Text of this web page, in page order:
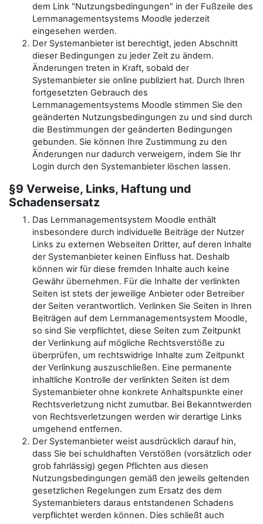
dem Link "Nutzungsbedingungen" in der Fußzeile des
Lernmanagementsystems Moodle jederzeit
eingesehen werden.
Der Systemanbieter ist berechtigt, jeden Abschnitt
dieser Bedingungen zu jeder Zeit zu ändern.
Änderungen treten in Kraft, sobald der
Systemanbieter sie online publiziert hat. Durch Ihren
fortgesetzten Gebrauch des
Lernmanagementsystems Moodle stimmen Sie den
geänderten Nutzungsbedingungen zu und sind durch
die Bestimmungen der geänderten Bedingungen
gebunden. Sie können Ihre Zustimmung zu den
Änderungen nur dadurch verweigern, indem Sie Ihr
Login durch den Systemanbieter löschen lassen.
§9 Verweise, Links, Haftung und
Schadensersatz
Das Lernmanagementsystem Moodle enthält
insbesondere durch individuelle Beiträge der Nutzer
Links zu externen Webseiten Dritter, auf deren Inhalte
der Systemanbieter keinen Einfluss hat. Deshalb
können wir für diese fremden Inhalte auch keine
Gewähr übernehmen. Für die Inhalte der verlinkten
Seiten ist stets der jeweilige Anbieter oder Betreiber
der Seiten verantwortlich. Verlinken Sie Seiten in Ihren
Beiträgen auf dem Lernmanagementsystem Moodle,
so sind Sie verpflichtet, diese Seiten zum Zeitpunkt
der Verlinkung auf mögliche Rechtsverstöße zu
überprüfen, um rechtswidrige Inhalte zum Zeitpunkt
der Verlinkung auszuschließen. Eine permanente
inhaltliche Kontrolle der verlinkten Seiten ist dem
Systemanbieter ohne konkrete Anhaltspunkte einer
Rechtsverletzung nicht zumutbar. Bei Bekanntwerden
von Rechtsverletzungen werden wir derartige Links
umgehend entfernen.
Der Systemanbieter weist ausdrücklich darauf hin,
dass Sie bei schuldhaften Verstößen (vorsätzlich oder
grob fahrlässig) gegen Pflichten aus diesen
Nutzungsbedingungen gemäß den jeweils geltenden
gesetzlichen Regelungen zum Ersatz des dem
Systemanbieters daraus entstandenen Schadens
verpflichtet werden können. Dies schließt auch